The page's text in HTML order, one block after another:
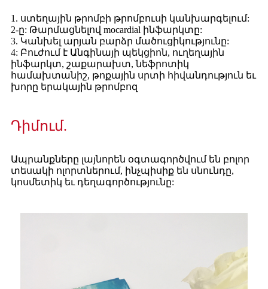
1. ստեղային թրոմբի թրոմբուսի կանխարգելում:
2-ը: Թարմացնելով mocardial ինֆարկտը:
3. Կանխել արյան բարձր մածուցիկությունը:
4: Բուժում է Անգինայի պեկցիոն, ուղեղային
ինֆարկտ, շաքարախտ, նեֆրոտիկ
համախտանիշ, թոքային սրտի հիվանդություն եւ
խորը երակային թրոմբոզ
Դիմում.
Ապրանքները լայնորեն օգտագործվում են բոլոր
տեսակի ոլորտներում, ինչպիսիք են սնունդը,
կոսմետիկ եւ դեղագործությունը: